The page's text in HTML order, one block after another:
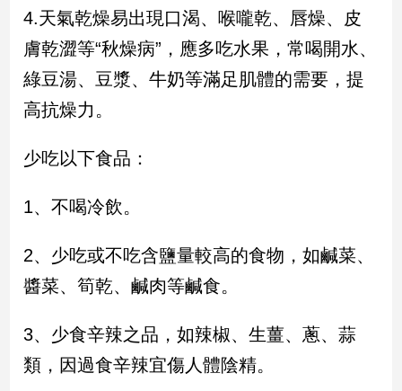
設
計
旅
遊/
食
座/
理
費
健
康/
子/
情
4.天氣乾燥易出現口渴、喉嚨乾、唇燥、皮
膚乾澀等“秋燥病”，應多吃水果，常喝開水、
綠豆湯、豆漿、牛奶等滿足肌體的需要，提
高抗燥力。
少吃以下食品：
1、不喝冷飲。
2、少吃或不吃含鹽量較高的食物，如鹹菜、
醬菜、筍乾、鹹肉等鹹食。
3、少食辛辣之品，如辣椒、生薑、蔥、蒜
類，因過食辛辣宜傷人體陰精。